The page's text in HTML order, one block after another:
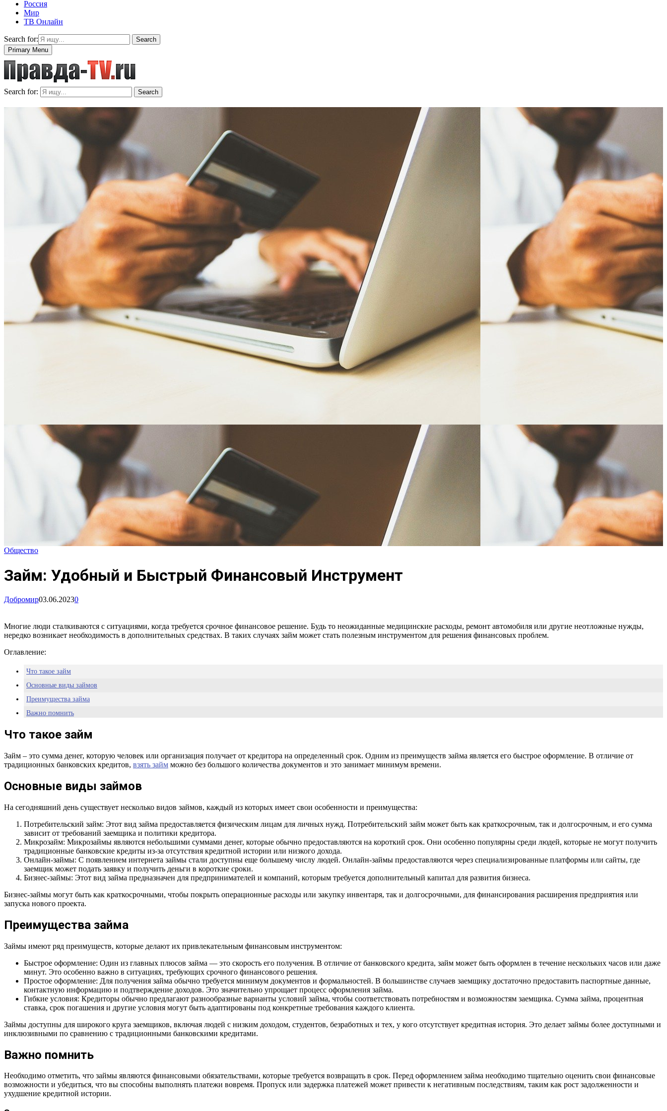
Россия
Мир
ТВ Онлайн
Search for:
Search
Primary Menu
Search for: Search
Общество
Займ: Удобный и Быстрый Финансовый Инструмент
Добромир03.06.20230
Многие люди сталкиваются с ситуациями, когда требуется срочное финансовое решение. Будь то неожиданные медицинские расходы, ремонт автомобиля или другие неотложные нужды,
нередко возникает необходимость в дополнительных средствах. В таких случаях займ может стать полезным инструментом для решения финансовых проблем.
Оглавление:
Что такое займ
Основные виды займов
Преимущества займа
Важно помнить
Что такое займ
Займ – это сумма денег, которую человек или организация получает от кредитора на определенный срок. Одним из преимуществ займа является его быстрое оформление. В отличие от
традиционных банковских кредитов, взять займ можно без большого количества документов и это занимает минимум времени.
Основные виды займов
На сегодняшний день существует несколько видов займов, каждый из которых имеет свои особенности и преимущества:
Потребительский займ: Этот вид займа предоставляется физическим лицам для личных нужд. Потребительский займ может быть как краткосрочным, так и долгосрочным, и его сумма
зависит от требований заемщика и политики кредитора.
Микрозайм: Микрозаймы являются небольшими суммами денег, которые обычно предоставляются на короткий срок. Они особенно популярны среди людей, которые не могут получить
традиционные банковские кредиты из-за отсутствия кредитной истории или низкого дохода.
Онлайн-займы: С появлением интернета займы стали доступны еще большему числу людей. Онлайн-займы предоставляются через специализированные платформы или сайты, где
заемщик может подать заявку и получить деньги в короткие сроки.
Бизнес-займы: Этот вид займа предназначен для предпринимателей и компаний, которым требуется дополнительный капитал для развития бизнеса.
Бизнес-займы могут быть как краткосрочными, чтобы покрыть операционные расходы или закупку инвентаря, так и долгосрочными, для финансирования расширения предприятия или
запуска нового проекта.
Преимущества займа
Займы имеют ряд преимуществ, которые делают их привлекательным финансовым инструментом:
Быстрое оформление: Один из главных плюсов займа — это скорость его получения. В отличие от банковского кредита, займ может быть оформлен в течение нескольких часов или даже
минут. Это особенно важно в ситуациях, требующих срочного финансового решения.
Простое оформление: Для получения займа обычно требуется минимум документов и формальностей. В большинстве случаев заемщику достаточно предоставить паспортные данные,
контактную информацию и подтверждение доходов. Это значительно упрощает процесс оформления займа.
Гибкие условия: Кредиторы обычно предлагают разнообразные варианты условий займа, чтобы соответствовать потребностям и возможностям заемщика. Сумма займа, процентная
ставка, срок погашения и другие условия могут быть адаптированы под конкретные требования каждого клиента.
Займы доступны для широкого круга заемщиков, включая людей с низким доходом, студентов, безработных и тех, у кого отсутствует кредитная история. Это делает займы более доступными и
инклюзивными по сравнению с традиционными банковскими кредитами.
Важно помнить
Необходимо отметить, что займы являются финансовыми обязательствами, которые требуется возвращать в срок. Перед оформлением займа необходимо тщательно оценить свои финансовые
возможности и убедиться, что вы способны выполнять платежи вовремя. Пропуск или задержка платежей может привести к негативным последствиям, таким как рост задолженности и
ухудшение кредитной истории.